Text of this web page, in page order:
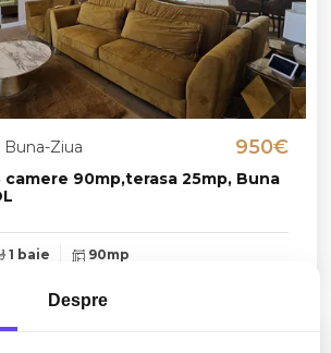
90mp,terasa 25mp, Buna
Buna-Ziua 950€
1 baie 90mp
Despre